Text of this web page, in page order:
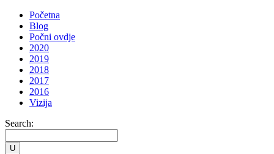
Početna
Blog
Počni ovdje
2020
2019
2018
2017
2016
Vizija
Search: